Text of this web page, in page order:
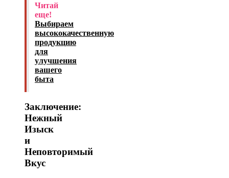
Читай
еще!
Выбираем
высококачественную
продукцию
для
улучшения
вашего
быта
Заключение:
Нежный
Изыск
и
Неповторимый
Вкус